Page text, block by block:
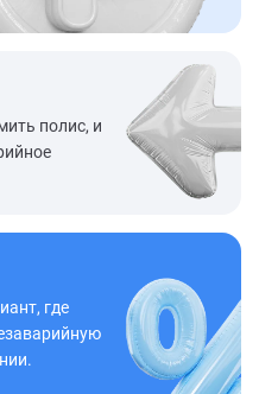
полис, и
где